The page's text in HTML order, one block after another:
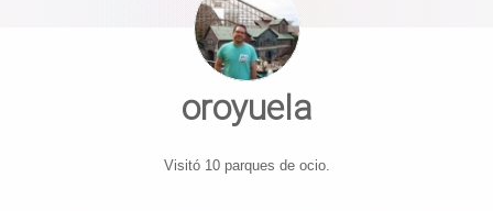
oroyuela
Visitó 10 parques de ocio.